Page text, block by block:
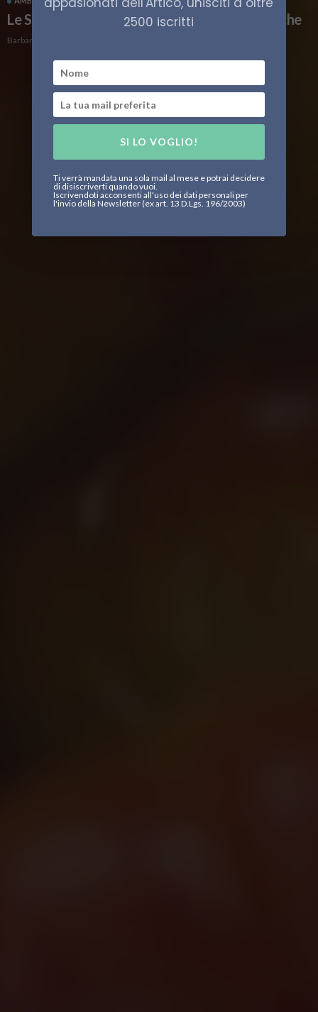
Le Svalbard svelano nuove sentinelle climatiche
Barbara Fioravanzo
2500 iscritti
SI LO VOGLIO!
Ti verrà mandata una sola mail al mese e potrai decidere
di disiscriverti quando vuoi.
Iscrivendoti acconsenti all'uso dei dati personali per
l'invio della Newsletter (ex art. 13 D.Lgs. 196/2003)